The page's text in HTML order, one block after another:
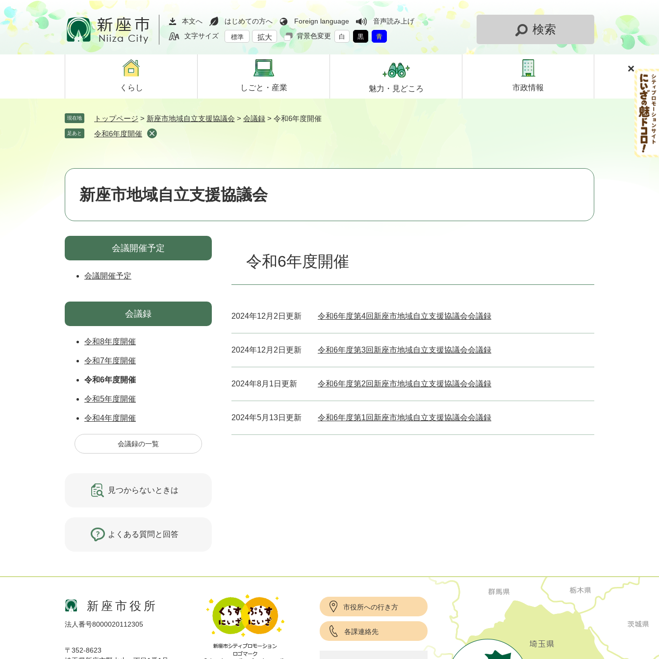
ペ
ー
ジ
メ
ニ
ュ
て
本文へ はじめての方へ Foreign language
音声読み上げ
文字サイズ
標準 拡大 背景色変更 白 黒 青
検索
くらし しごと・ 産業 魅力・ 見どころ 市政情報
現在地 トップページ > 新座市地域自立支援協議会 > 会議録 > 令和6年度開催
足あと 令和6年度開催
新座市地域自立支援協議会
令和6年度開催
2024年12月2日更新 令和6年度第4回新座市地域自立支援協議会会議録
2024年12月2日更新 令和6年度第3回新座市地域自立支援協議会会議録
2024年8月1日更新 令和6年度第2回新座市地域自立支援協議会会議録
2024年5月13日更新 令和6年度第1回新座市地域自立支援協議会会議録
会議開催予定
会議開催予定
会議録
令和8年度開催
令和7年度開催
令和6年度開催
令和5年度開催
令和4年度開催
会議録の一覧
見つからないときは
よくある質問と回答
新座市役所
法人番号8000020112305
〒352-8623
市役所への行き方
各課連絡先